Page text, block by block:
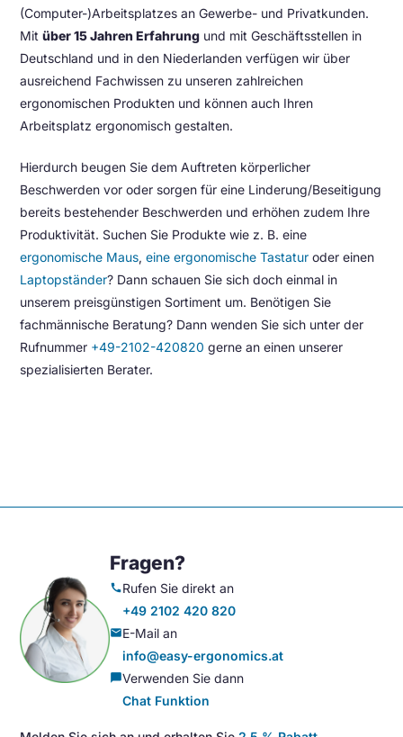
(Computer-)Arbeitsplatzes an Gewerbe- und Privatkunden.
Mitüber 15 Jahren Erfahrung und mit Geschäftsstellen in
Deutschland und in den Niederlanden verfügen wir über
ausreichend Fachwissen zu unseren zahlreichen
ergonomischen Produkten und können auch Ihren
Arbeitsplatz ergonomisch gestalten.
Hierdurch beugen Sie dem Auftreten körperlicher
Beschwerden vor oder sorgen für eine Linderung/Beseitigung
bereits bestehender Beschwerden und erhöhen zudem Ihre
Produktivität. Suchen Sie Produkte wie z. B. eine
ergonomische Maus,eine ergonomische Tastatur oder einen
Laptopständer? Dann schauen Sie sich doch einmal in
unserem preisgünstigen Sortiment um. Benötigen Sie
fachmännische Beratung? Dann wenden Sie sich unter der
Rufnummer +49-2102-420820 gerne an einen unserer
spezialisierten Berater.
Fragen?
callRufen Sie direkt an
+49 2102 420 820
mailE-Mail an
info@easy-ergonomics.at
chat_bubbleVerwenden Sie dann
Chat Funktion